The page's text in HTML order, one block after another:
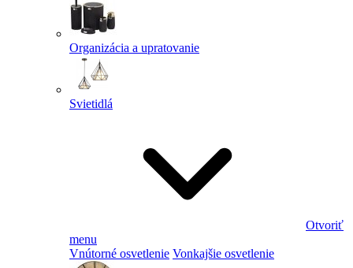
Organizácia a upratovanie
Svietidlá
Otvoriť
menu
Vnútorné osvetlenie Vonkajšie osvetlenie